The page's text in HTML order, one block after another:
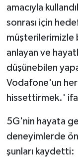
amacıyla
sonrası için
müşterilerimizle
anlayan ve
düşünebilen
Vodafone'un
hissettirmek.'
5G'nin hayata
deneyimlerde
şunları kaydetti: